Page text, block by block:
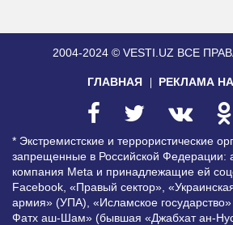
2004-2024 © VESTI.UZ ВСЕ
ГЛАВНАЯ РЕКЛАМА
* Экстремистские и террористические
запрещенные в Российской Федерации:
компания Meta и принадлежащие ей
Facebook, «Правый сектор»,
армия» (УПА), «Исламское
Фатх аш-Шам» (бывшая «Джабхат ан-